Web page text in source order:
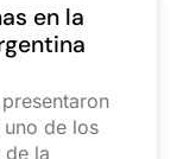
en la
de los
de la